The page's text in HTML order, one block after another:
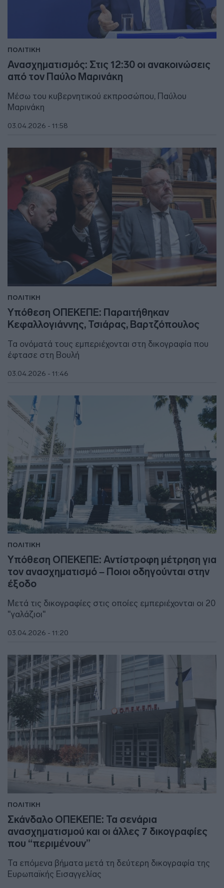
ΠΟΛΙΤΙΚΗ
Ανασχηματισμός: Στις 12:30 οι ανακοινώσεις
από τον Παύλο Μαρινάκη
Μέσω του κυβερνητικού εκπροσώπου, Παύλου
Μαρινάκη
03.04.2026 - 11:58
ΠΟΛΙΤΙΚΗ
Υπόθεση ΟΠΕΚΕΠΕ: Παραιτήθηκαν
Κεφαλλογιάννης, Τσιάρας, Βαρτζόπουλος
Τα ονόματά τους εμπεριέχονται στη δικογραφία που
έφτασε στη Βουλή
03.04.2026 - 11:46
ΠΟΛΙΤΙΚΗ
Υπόθεση ΟΠΕΚΕΠΕ: Αντίστροφη μέτρηση για
τον ανασχηματισμό – Ποιοι οδηγούνται στην
έξοδο
Μετά τις δικογραφίες στις οποίες εμπεριέχονται οι 20
"γαλάζιοι"
03.04.2026 - 11:20
ΠΟΛΙΤΙΚΗ
Σκάνδαλο ΟΠΕΚΕΠΕ: Τα σενάρια
ανασχηματισμού και οι άλλες 7 δικογραφίες
που “περιμένουν”
Τα επόμενα βήματα μετά τη δεύτερη δικογραφία της
Ευρωπαϊκής Εισαγγελίας